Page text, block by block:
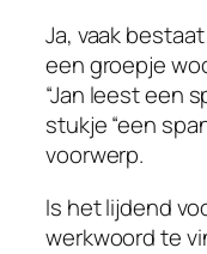
Ja, vaak
een groepje
“Jan leest een
stukje “een
voorwerp.
Is het lijdend
werkwoord te